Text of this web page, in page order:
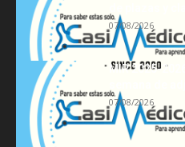
de plazas y
07/08/2026
MIR 2025-
semana de
07/08/2026